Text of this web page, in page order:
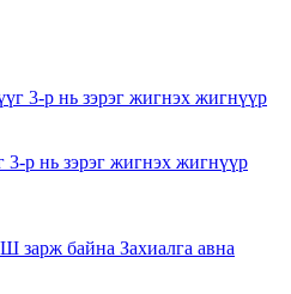
р нь зэрэг жигнэx жигнүүр